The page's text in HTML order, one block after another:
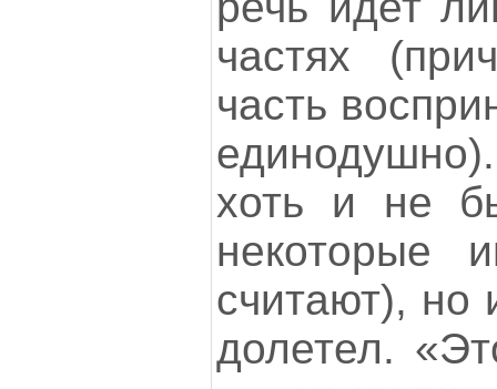
частях
часть
хоть и не
некоторые
считают), но
долетел.